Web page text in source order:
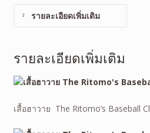
รายละเอียดเพิ่มเติม
รายละเอียดเพิ่มเติม
เสื้อฮาวาย The Ritomo’s Baseball